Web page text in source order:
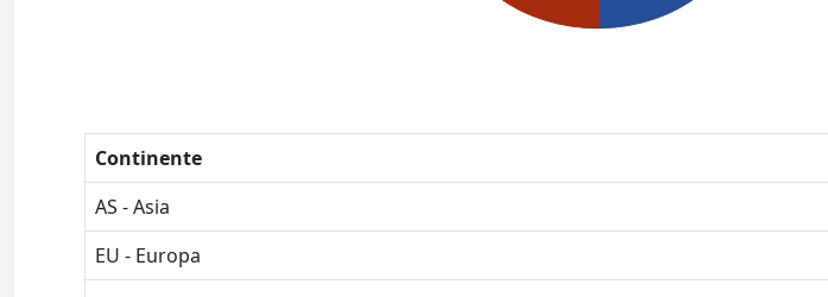
Continente
AS - Asia
EU - Europa